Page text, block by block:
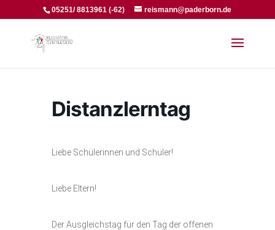
05251/ 8813961 (-62) reismann@paderborn.de
Distanzlerntag
Liebe Schülerinnen und Schüler!
Liebe Eltern!
Der Ausgleichstag für den Tag der offenen